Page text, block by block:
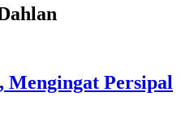
Mengingat Persipal